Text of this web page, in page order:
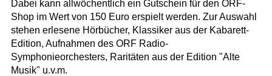
Dabei kann allwöchentlich ein Gutschein für den ORF-
Shop im Wert von 150 Euro erspielt werden. Zur Auswahl
stehen erlesene Hörbücher, Klassiker aus der Kabarett-
Edition, Aufnahmen des ORF Radio-
Symphonieorchesters, Raritäten aus der Edition "Alte
Musik" u.v.m.